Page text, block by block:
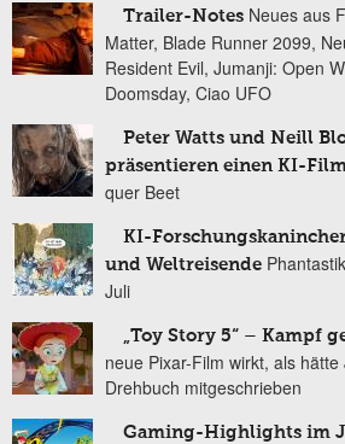
Trailer-Notes Neues aus
Matter, Blade Runner 2099,
Resident Evil, Jumanji: Open
Doomsday, Ciao UFO
Peter Watts und Neill
präsentieren einen KI-Film
quer Beet
KI-
und Weltreisende
Juli
„Toy Story 5“ – Kampf
neue Pixar-Film wirkt, als
Drehbuch mitgeschrieben
Gaming-Highlights im